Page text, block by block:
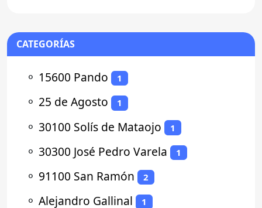
CATEGORÍAS
⚬ 15600 Pando 1
⚬ 25 de Agosto 1
⚬ 30100 Solís de Mataojo 1
⚬ 30300 José Pedro Varela 1
⚬ 91100 San Ramón 2
⚬ Alejandro Gallinal 1